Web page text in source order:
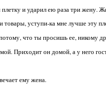
и ударил ею раза три жену.
уступи-ка мне лучше эту
что ты просишь ее, никому
Приходит он домой, а у него
ему жена.